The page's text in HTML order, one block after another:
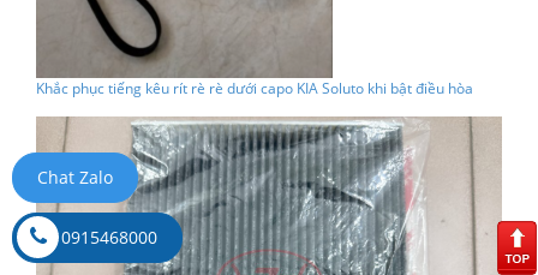
Khắc phục tiếng kêu rít rè rè dưới capo KIA Soluto khi bật điều hòa
Chat Zalo
0915468000